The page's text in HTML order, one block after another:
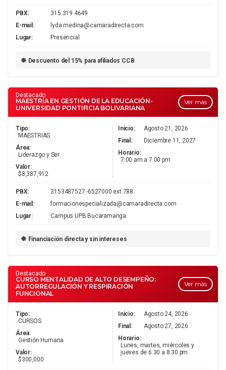
PBX:
315 319 4649
E-mail:
lyda.medina@camaradirecta.com
Lugar:
Presencial
Descuento del 15% para afiliados CCB
Ver más
Destacado
MAESTRÍA EN GESTIÓN DE LA EDUCACIÓN-
UNIVERSIDAD PONTIFICIA BOLIVARIANA
Tipo:
MAESTRIAS
Área:
Liderazgo y Ser
Valor:
$8,387,912
Inicio:
Agosto 21, 2026
Final:
Diciembre 11, 2027
Horario:
7:00 am a 7:00 pm
PBX:
3153487527 -6527000 ext 788
E-mail:
formacionespecializada@camaradirecta.com
Lugar:
Campus UPB Bucaramanga
Financiación directa y sin intereses
Ver más
Destacado
CURSO MENTALIDAD DE ALTO DESEMPEÑO:
AUTORREGULACIÓN Y RESPIRACIÓN
FUNCIONAL
Tipo:
CURSOS
Área:
Gestión Humana
Valor:
$300,000
Inicio:
Agosto 24, 2026
Final:
Agosto 27, 2026
Horario:
Lunes, martes, miércoles y
jueves de 6:30 a 8:30 pm